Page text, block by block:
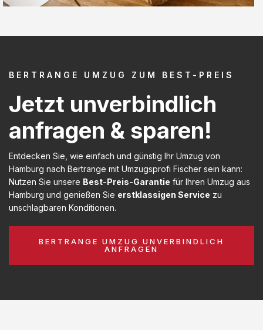
BERTRANGE UMZUG ZUM BEST-PREIS
Jetzt unverbindlich
anfragen & sparen!
Entdecken Sie, wie einfach und günstig Ihr Umzug von
Hamburg nach Bertrange mit Umzugsprofi Fischer sein kann:
Nutzen Sie unsere Best-Preis-Garantie für Ihren Umzug aus
Hamburg und genießen Sie erstklassigen Service zu
unschlagbaren Konditionen.
BERTRANGE UMZUG UNVERBINDLICH
ANFRAGEN